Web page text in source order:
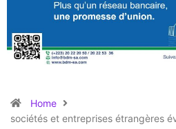
Home
sociétés et entreprises étrangères